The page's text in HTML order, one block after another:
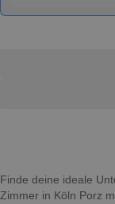
Finde deine ideale
Zimmer in Köln Porz